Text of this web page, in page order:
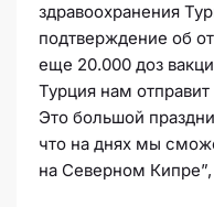
здравоохранения
подтверждение об
еще 20.000 доз
Турция нам
Это большой
что на днях мы
на Северном